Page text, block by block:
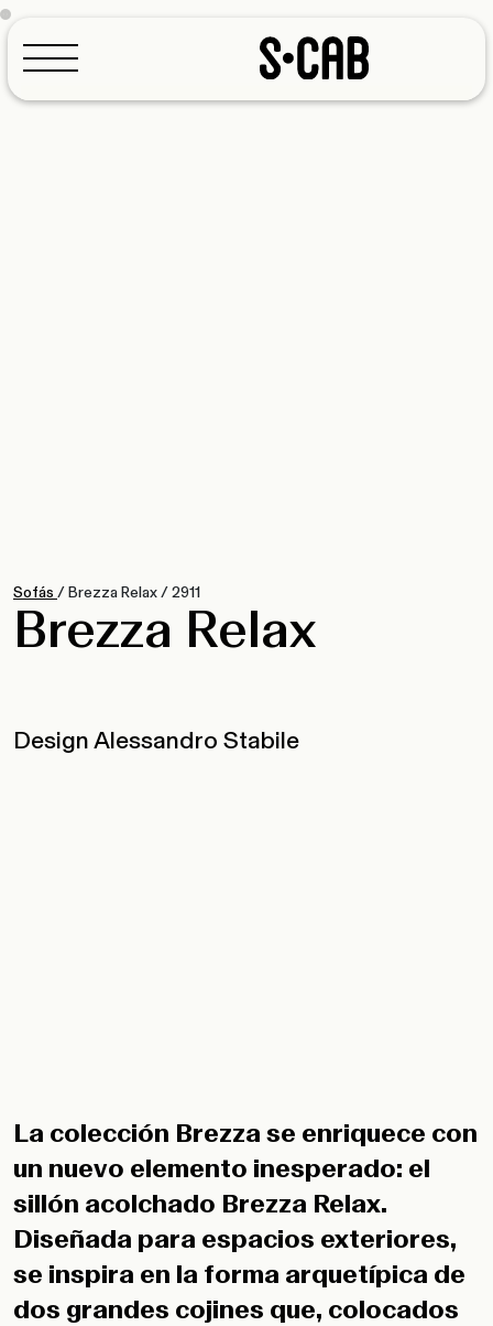
Sofás /Brezza Relax/2911
Brezza Relax
Design Alessandro Stabile
La colección Brezza se enriquece con
un nuevo elemento inesperado: el
sillón acolchado Brezza Relax.
Diseñada para espacios exteriores,
se inspira en la forma arquetípica de
dos grandes cojines que, colocados